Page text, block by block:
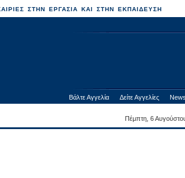
ΣΤΗΝ ΕΡΓΑΣΙΑ ΚΑΙ ΣΤΗΝ ΕΚΠΑΙΔΕΥΣΗ
Βάλτε Αγγελία Δείτε Αγγελίες
Πέμπτη, 6